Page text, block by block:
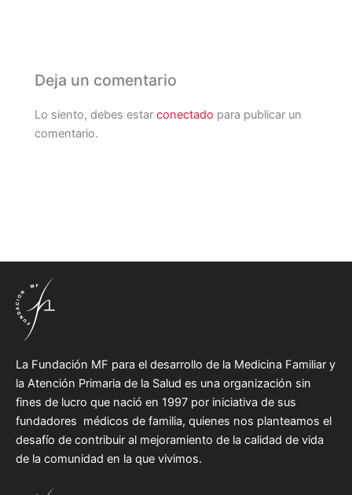
Deja un comentario
Lo siento, debes estarconectado para publicar un
comentario.
La Fundación MF para el desarrollo de la Medicina Familiar y
la Atención Primaria de la Salud es una organización sin
fines de lucro que nació en 1997 por iniciativa de sus
fundadores médicos de familia, quienes nos planteamos el
desafío de contribuir al mejoramiento de la calidad de vida
de la comunidad en la que vivimos.